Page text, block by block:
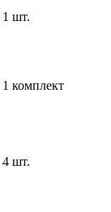
1 шт.
1 комплект
4 шт.